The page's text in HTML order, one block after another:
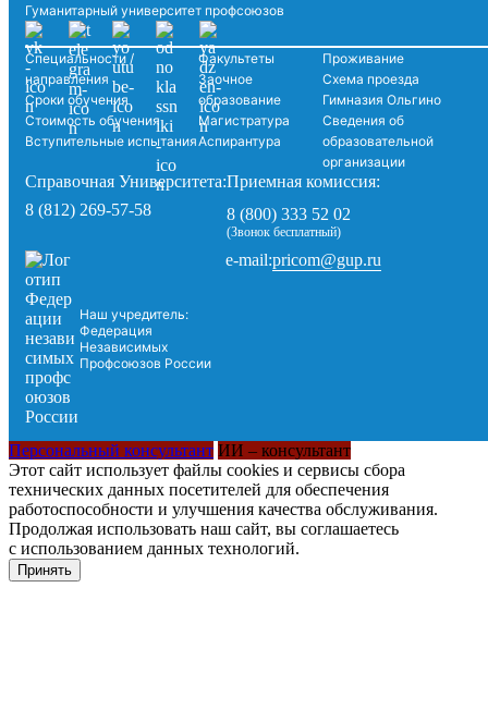
Гуманитарный университет профсоюзов
Специальности /
направления
Сроки обучения
Стоимость обучения
Вступительные испытания
Факультеты
Заочное
образование
Магистратура
Аспирантура
Проживание
Схема проезда
Гимназия Ольгино
Сведения об
образовательной
организации
Справочная Университета:
8 (812) 269-57-58
Приемная комиссия:
8 (800) 333 52 02
(Звонок бесплатный)
Наш учредитель:
Федерация
Независимых
Профсоюзов России
e-mail:pricom@gup.ru
Персональный консультант ИИ – консультант
Этот сайт использует файлы cookies и сервисы сбора
технических данных посетителей для обеспечения
работоспособности и улучшения качества обслуживания.
Продолжая использовать наш сайт, вы соглашаетесь
с использованием данных технологий.
Принять